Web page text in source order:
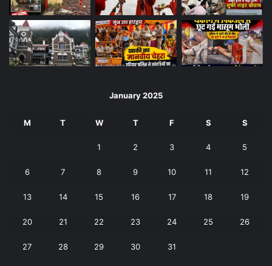
January 2025
M T W T F S S
1 2 3 4 5
6 7 8 9 10 11 12
13 14 15 16 17 18 19
20 21 22 23 24 25 26
27 28 29 30 31